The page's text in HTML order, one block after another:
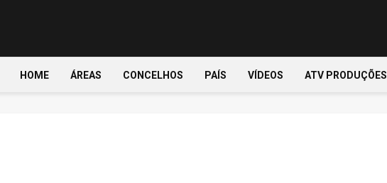
HOME ÁREAS CONCELHOS PAÍS VÍDEOS ATV PRODUÇÕES